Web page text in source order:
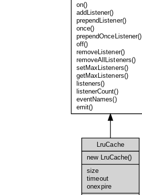
on()
addListener()
prependListener()
once()
prependOnceListener()
off()
removeListener()
removeAllListeners()
setMaxListeners()
getMaxListeners()
listeners()
listenerCount()
eventNames()
emit()
LruCache
new LruCache()
size
timeout
onexpire